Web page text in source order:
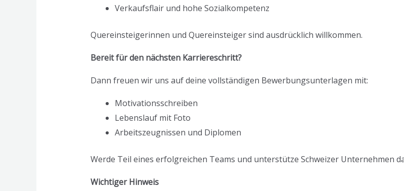
Verkaufsflair und hohe Sozialkompetenz
Quereinsteigerinnen und Quereinsteiger sind ausdrücklich willkommen.
Bereit für den nächsten Karriereschritt?
Dann freuen wir uns auf deine vollständigen Bewerbungsunterlagen mit:
Motivationsschreiben
Lebenslauf mit Foto
Arbeitszeugnissen und Diplomen
Werde Teil eines erfolgreichen Teams und unterstütze Schweizer Unternehmen
Wichtiger Hinweis